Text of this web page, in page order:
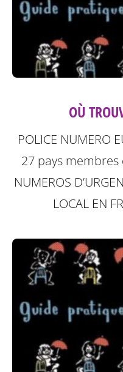
OÙ
POLICE NUMERO
27 pays
NUMEROS
LOCAL EN